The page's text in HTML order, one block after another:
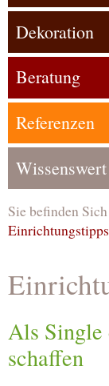
Dekoration
Beratung
Referenzen
Wissenswert
Sie befinden
Als Single
schaffen